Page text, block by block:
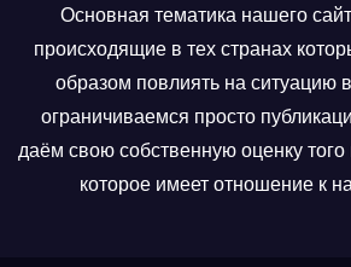
Основная тематика нашего
происходящие в тех странах
образом повлиять на ситуацию
ограничиваемся просто
даём свою собственную оценку
которое имеет отношение к